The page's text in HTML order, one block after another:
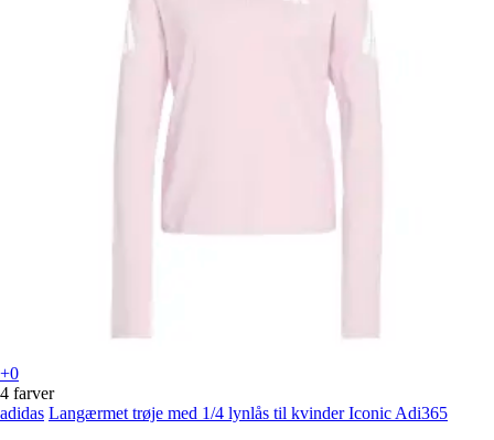
+0
4 farver
adidas Langærmet trøje med 1/4 lynlås til kvinder Iconic Adi365